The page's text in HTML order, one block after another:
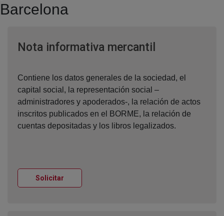
Barcelona
Nota informativa mercantil
Contiene los datos generales de la sociedad, el
capital social, la representación social –
administradores y apoderados-, la relación de actos
inscritos publicados en el BORME, la relación de
cuentas depositadas y los libros legalizados.
Solicitar